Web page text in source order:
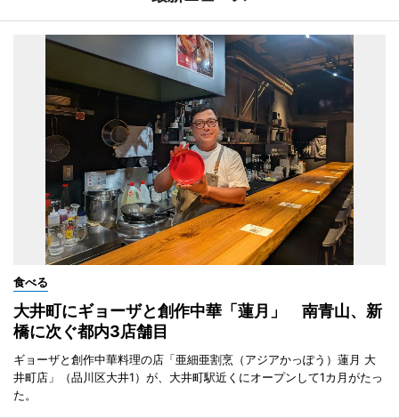
食べる
大井町にギョーザと創作中華「蓮月」 南青山、新
橋に次ぐ都内3店舗目
ギョーザと創作中華料理の店「亜細亜割烹（アジアかっぽう）蓮月 大
井町店」（品川区大井1）が、大井町駅近くにオープンして1カ月がたっ
た。